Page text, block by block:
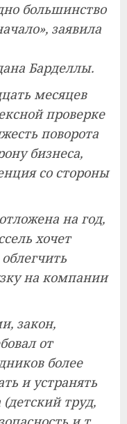
большинство
заявила
Барделлы.
месяцев
проверке
поворота
бизнеса,
со стороны
на год,
хочет
на компании
закон,
от
более
и устранять
труд,